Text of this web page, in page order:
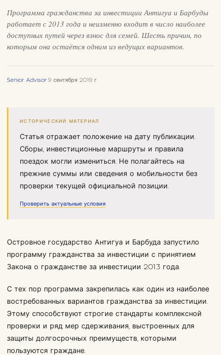
Программа гражданства за инвестиции Антигуа и Барбуды
работает с 2013 года и неизменно входит в число наиболее
доступных путей через взнос для семей. Шесть причин, по
которым она остаётся одним из ведущих вариантов.
Senior Advisor·9 сентября 2019 г.
ИСТОРИЧЕСКИЙ МАТЕРИАЛ
Статья отражает положение на дату публикации.
Сборы, инвестиционные маршруты и правила
поездок могли измениться. Не полагайтесь на
прежние суммы или сведения о мобильности без
проверки текущей официальной позиции.
Проверить актуальные условия
Островное государство Антигуа и Барбуда запустило
программу гражданства за инвестиции с принятием
Закона о гражданстве за инвестиции 2013 года.
С тех пор программа закрепилась как один из наиболее
востребованных вариантов гражданства за инвестиции.
Этому способствуют строгие стандарты комплексной
проверки и ряд мер сдерживания, выстроенных для
защиты долгосрочных преимуществ, которыми
пользуются граждане.